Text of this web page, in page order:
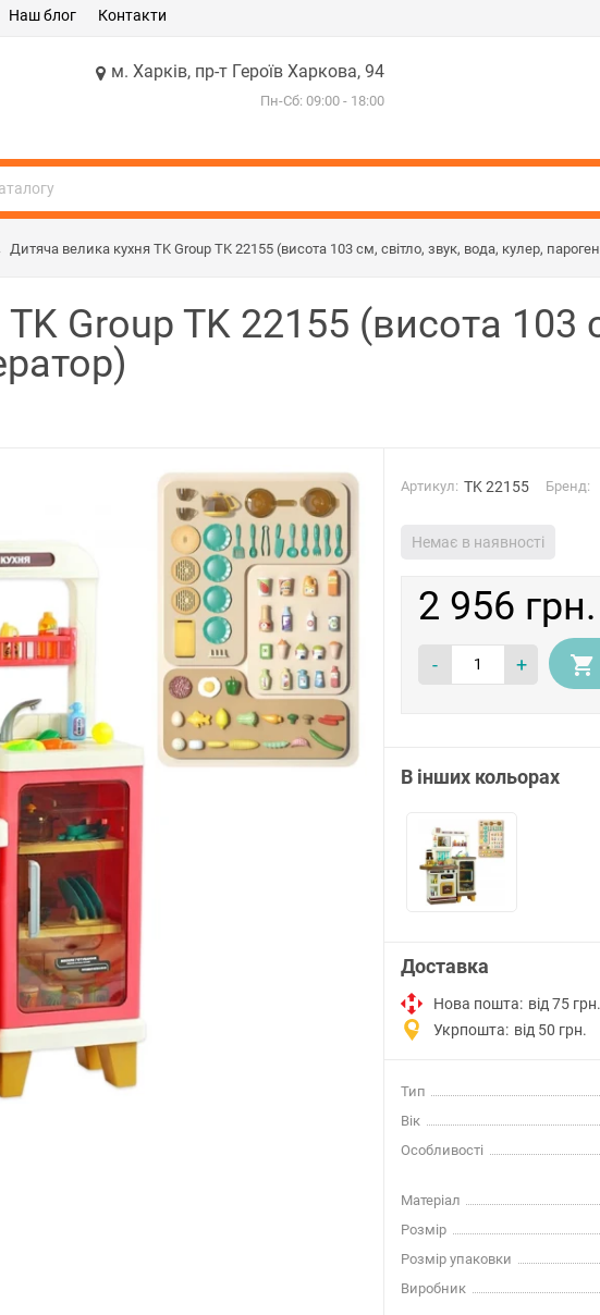
Наш блог Контакти
м. Харків, пр-т Героїв Харкова, 94
Пн-Сб: 09:00 - 18:00
Дитяча велика кухня TK Group TK 22155 (висота 103 см, світло, звук, вода, кулер,
Group TK 22155 (висота 103
Артикул: TK 22155 Бренд:
Немає в наявності
2 956 грн.
- +
В інших кольорах
Доставка
Нова пошта: від 75 грн.
Укрпошта: від 50 грн.
Тип
Вік
Особливості
Матеріал
Розмір
Розмір упаковки
Виробник